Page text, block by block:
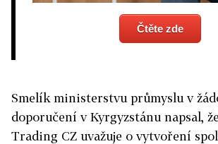
Čtěte zde
Smelík ministerstvu průmyslu v
doporučení v Kyrgyzstánu napsal,
Trading CZ uvažuje o vytvoření